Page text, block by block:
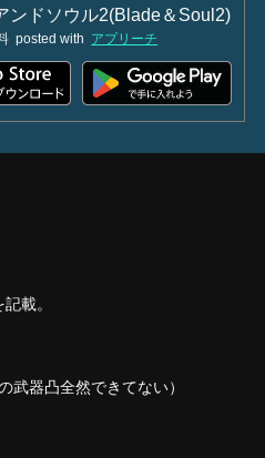
ンドソウル2(Blade＆Soul2)
posted with アプリーチ
載。
武器凸全然できてない）